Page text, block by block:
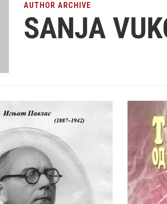
AUTHOR ARCHIVE
SANJA